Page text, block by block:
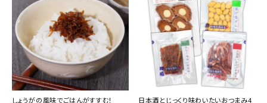
しょうがの風味でごはんがすすむ！
日本酒とじっくり味わいたいおつまみ4